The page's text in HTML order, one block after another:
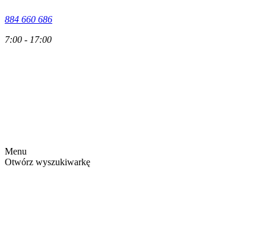
884 660 686
7:00 - 17:00
Menu
Otwórz wyszukiwarkę